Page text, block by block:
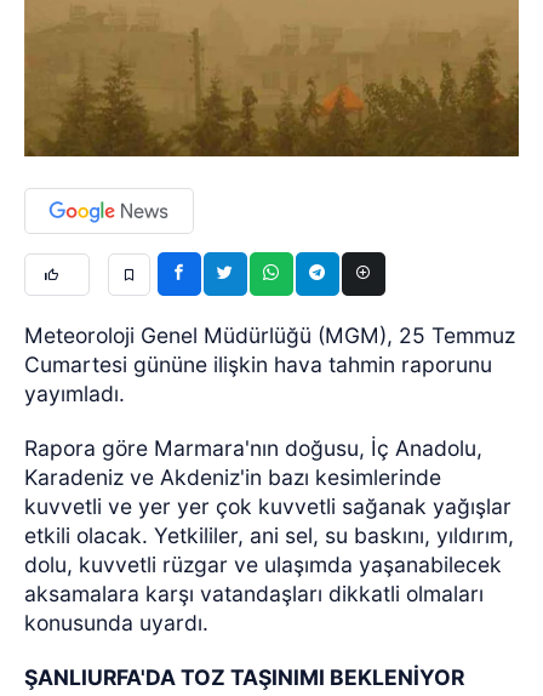
Meteoroloji Genel Müdürlüğü (MGM), 25 Temmuz
Cumartesi gününe ilişkin hava tahmin raporunu
yayımladı.
Rapora göre Marmara'nın doğusu, İç Anadolu,
Karadeniz ve Akdeniz'in bazı kesimlerinde
kuvvetli ve yer yer çok kuvvetli sağanak yağışlar
etkili olacak. Yetkililer, ani sel, su baskını, yıldırım,
dolu, kuvvetli rüzgar ve ulaşımda yaşanabilecek
aksamalara karşı vatandaşları dikkatli olmaları
konusunda uyardı.
ŞANLIURFA'DA TOZ TAŞINIMI BEKLENİYOR